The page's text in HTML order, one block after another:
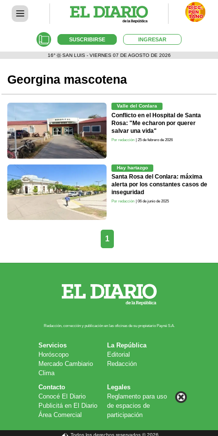
SUSCRIBIRSE INGRESAR
16° SAN LUIS - VIERNES 07 DE AGOSTO DE 2026
Georgina mascotena
Valle del Conlara
Conflicto en el Hospital de Santa
Rosa: "Me echaron por querer
salvar una vida"
Por redacción | 25 de febrero de 2026
Hay hartazgo
Santa Rosa del Conlara: máxima
alerta por los constantes casos de
inseguridad
Por redacción | 06 de junio de 2025
1
Redacción, corrección y publicación en las oficinas de su propietario Payn​é S.A.
Servicios
Horóscopo
Mercado Cambiario
Clima
La República
Editorial
Redacción
Contacto
Conocé El Diario
Publicitá en El Diario
Área Comercial
Legales
Reglamento para uso
de espacios de
participación
Todos los derechos reservados © 2026